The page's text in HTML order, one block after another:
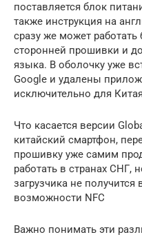
поставляется блок
также инструкция на
сразу же может работать
сторонней прошивки и
языка. В оболочку уже
Google и удалены
исключительно для
Что касается версии
китайский смартфон,
прошивку уже самим
работать в странах СНГ,
загрузчика не
возможности NFC
Важно понимать эти